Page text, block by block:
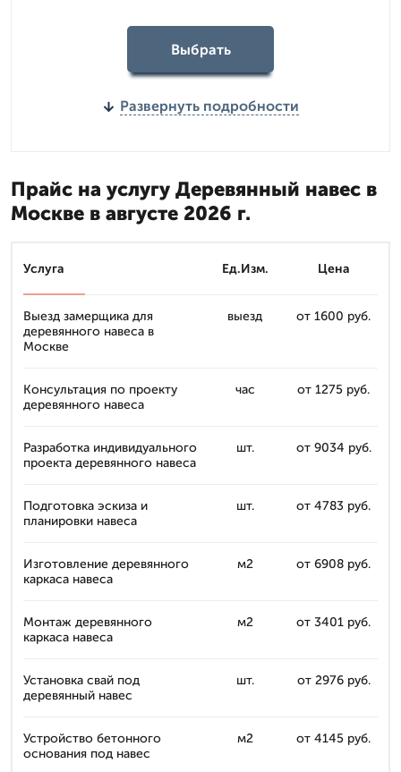
Выбрать
Развернуть подробности
Прайс на услугу Деревянный навес в
Москве в августе 2026 г.
Услуга Ед.Изм. Цена
Выезд замерщика для
деревянного навеса в
Москве
выезд от 1600 руб.
Консультация по проекту
деревянного навеса
час от 1275 руб.
Разработка индивидуального
проекта деревянного навеса
шт. от 9034 руб.
Подготовка эскиза и
планировки навеса
шт. от 4783 руб.
Изготовление деревянного
каркаса навеса
м2 от 6908 руб.
Монтаж деревянного
каркаса навеса
м2 от 3401 руб.
Установка свай под
деревянный навес
шт. от 2976 руб.
Устройство бетонного
основания под навес
м2 от 4145 руб.